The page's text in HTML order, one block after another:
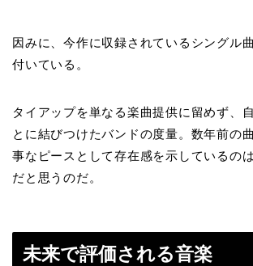
因みに、今作に収録されているシングル
付いている。
タイアップを単なる楽曲提供に留めず、
とに結びつけたバンドの度量。数年前の
事なピースとして存在感を示しているの
だと思うのだ。
未来で評価される音楽